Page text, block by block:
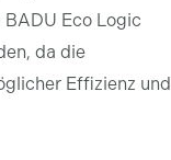
Eco Logic
da die
Effizienz und